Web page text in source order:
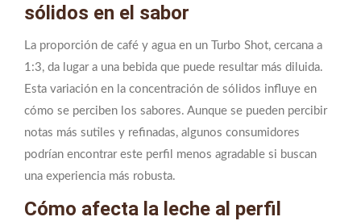
sólidos en el sabor
La proporción de café y agua en un Turbo Shot, cercana a
1:3, da lugar a una bebida que puede resultar más diluida.
Esta variación en la concentración de sólidos influye en
cómo se perciben los sabores. Aunque se pueden percibir
notas más sutiles y refinadas, algunos consumidores
podrían encontrar este perfil menos agradable si buscan
una experiencia más robusta.
Cómo afecta la leche al perfil